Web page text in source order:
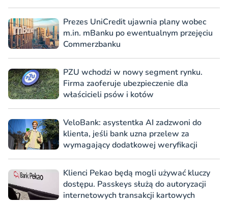
Prezes UniCredit ujawnia plany wobec
m.in. mBanku po ewentualnym przejęciu
Commerzbanku
PZU wchodzi w nowy segment rynku.
Firma zaoferuje ubezpieczenie dla
właścicieli psów i kotów
VeloBank: asystentka AI zadzwoni do
klienta, jeśli bank uzna przelew za
wymagający dodatkowej weryfikacji
Klienci Pekao będą mogli używać kluczy
dostępu. Passkeys służą do autoryzacji
internetowych transakcji kartowych